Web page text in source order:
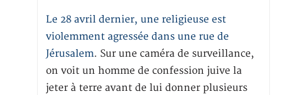
Le 28 avril dernier, une religieuse est
violemment agressée dans une rue de
Jérusalem. Sur une caméra de surveillance,
on voit un homme de confession juive la
jeter à terre avant de lui donner plusieurs